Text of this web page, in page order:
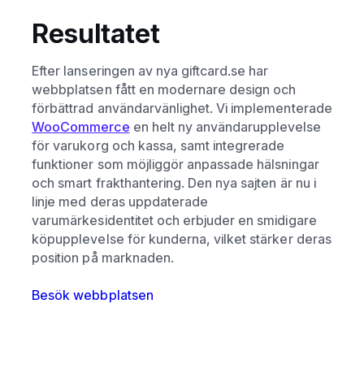
Resultatet
Efter lanseringen av nya giftcard.se har
webbplatsen fått en modernare design och
förbättrad användarvänlighet. Vi implementerade
WooCommerce en helt ny användarupplevelse
för varukorg och kassa, samt integrerade
funktioner som möjliggör anpassade hälsningar
och smart frakthantering. Den nya sajten är nu i
linje med deras uppdaterade
varumärkesidentitet och erbjuder en smidigare
köpupplevelse för kunderna, vilket stärker deras
position på marknaden.
Besök webbplatsen